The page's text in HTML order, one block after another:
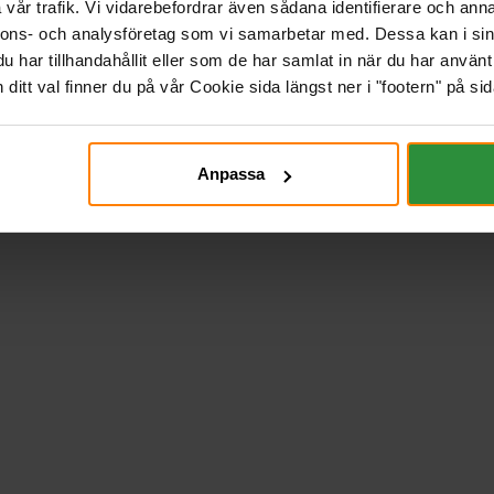
trafik. Vi vidarebefordrar även sådana identifierare och
och analysföretag som vi samarbetar med. Dessa kan i
har tillhandahållit eller som de har samlat in när du har
ditt val finner du på vår Cookie sida längst ner i "footern" på
Anpassa
ion/NMC, LTO)
Current / Constant Voltage). Ingen equalize används. Float är ofta
12 V-batterier om inte annat anges.
Ladda aldrig under 0 °C utan värmesystem.